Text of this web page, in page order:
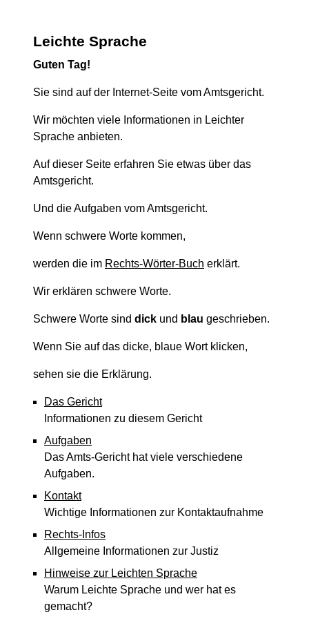
Leichte Sprache
Guten Tag!
Sie sind auf der Internet-Seite vom Amtsgericht.
Wir möchten viele Informationen in Leichter
Sprache anbieten.
Auf dieser Seite erfahren Sie etwas über das
Amtsgericht.
Und die Aufgaben vom Amtsgericht.
Wenn schwere Worte kommen,
werden die im Rechts-Wörter-Buch erklärt.
Wir erklären schwere Worte.
Schwere Worte sind dick und blau geschrieben.
Wenn Sie auf das dicke, blaue Wort klicken,
sehen sie die Erklärung.
Das Gericht
Informationen zu diesem Gericht
Aufgaben
Das Amts-Gericht hat viele verschiedene
Aufgaben.
Kontakt
Wichtige Informationen zur Kontaktaufnahme
Rechts-Infos
Allgemeine Informationen zur Justiz
Hinweise zur Leichten Sprache
Warum Leichte Sprache und wer hat es
gemacht?